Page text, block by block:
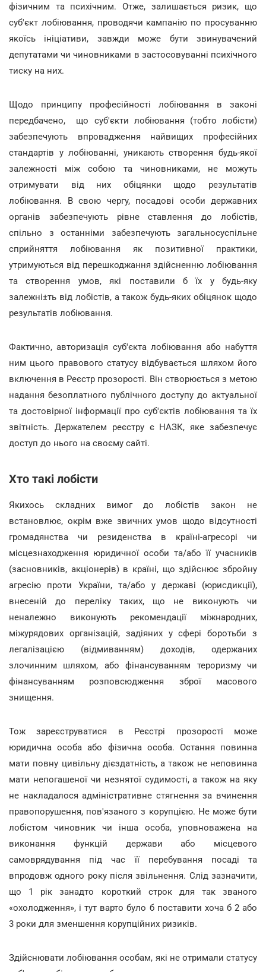
фізичним та психічним. Отже, залишається ризик, що
суб'єкт лобіювання, проводячи кампанію по просуванню
якоїсь ініціативи, завжди може бути звинувачений
депутатами чи чиновниками в застосовуванні психічного
тиску на них.
Щодо принципу професійності лобіювання в законі
передбачено, що суб'єкти лобіювання (тобто лобісти)
забезпечують впровадження найвищих професійних
стандартів у лобіюванні, уникають створення будь-якої
залежності між собою та чиновниками, не можуть
отримувати від них обіцянки щодо результатів
лобіювання. В свою чергу, посадові особи державних
органів забезпечують рівне ставлення до лобістів,
спільно з останніми забезпечують загальносуспільне
сприйняття лобіювання як позитивної практики,
утримуються від перешкоджання здійсненню лобіювання
та створення умов, які поставили б їх у будь-яку
залежні±ть від лобістів, а також будь-яких обіцянок щодо
результатів лобіювання.
Фактично, авторизація суб'єкта лобіювання або набуття
ним цього правового статусу відбувається шляхом його
включення в Реєстр прозорості. Він створюється з метою
надання безоплатного публічного доступу до актуальної
та достовірної інформації про суб'єктів лобіювання та їх
звітність. Держателем реєстру є НАЗК, яке забезпечує
доступ до нього на своєму сайті.
Хто такі лобісти
Якихось складних вимог до лобістів закон не
встановлює, окрім вже звичних умов щодо відсутності
громадянства чи резиденства в країні-агресорі чи
місцезнаходження юридичної особи та/або її учасників
(засновників, акціонерів) в країні, що здійснює збройну
агресію проти України, та/або у державі (юрисдикції),
внесеній до переліку таких, що не виконують чи
неналежно виконують рекомендації міжнародних,
міжурядових організацій, задіяних у сфері боротьби з
легалізацією (відмиванням) доходів, одержаних
злочинним шляхом, або фінансуванням тероризму чи
фінансуванням розповсюдження зброї масового
знищення.
Тож зареєструватися в Реєстрі прозорості може
юридична особа або фізична особа. Остання повинна
мати повну цивільну дієздатність, а також не неповинна
мати непогашеної чи незнятої судимості, а також на яку
не накладалося адміністративне стягнення за вчинення
правопорушення, пов'язаного з корупцією. Не може бути
лобістом чиновник чи інша особа, уповноважена на
виконання функцій держави або місцевого
самоврядування під час її перебування посаді та
впродовж одного року після звільнення. Слід зазначити,
що 1 рік занадто короткий строк для так званого
«охолодження», і тут варто було б поставити хоча б 2 або
3 роки для зменшення корупційних ризиків.
Здійснювати лобіювання особам, які не отримали статусу